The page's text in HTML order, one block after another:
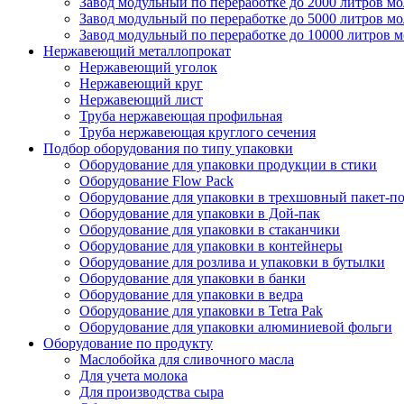
Завод модульный по переработке до 5000 литров
Завод модульный по переработке до 10000 литров
Нержавеющий металлопрокат
Нержавеющий уголок
Нержавеющий круг
Нержавеющий лист
Труба нержавеющая профильная
Труба нержавеющая круглого сечения
Подбор оборудования по типу упаковки
Оборудование для упаковки продукции в стики
Оборудование Flow Pack
Оборудование для упаковки в трехшовный пакет-
Оборудование для упаковки в Дой-пак
Оборудование для упаковки в стаканчики
Оборудование для упаковки в контейнеры
Оборудование для розлива и упаковки в бутылки
Оборудование для упаковки в банки
Оборудование для упаковки в ведра
Оборудование для упаковки в Tetra Pak
Оборудование для упаковки алюминиевой фольги
Оборудование по продукту
Маслобойка для сливочного масла
Для учета молока
Для производства сыра